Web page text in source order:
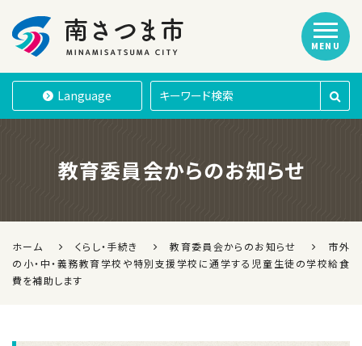
南さつま市
Language
MENU
教育委員会からのお知らせ
ホーム くらし・手続き 教育委員会からのお知らせ
市外
の小・中・義務教育学校や特別支援学校に通学する児童生徒の学校給食
費を補助します